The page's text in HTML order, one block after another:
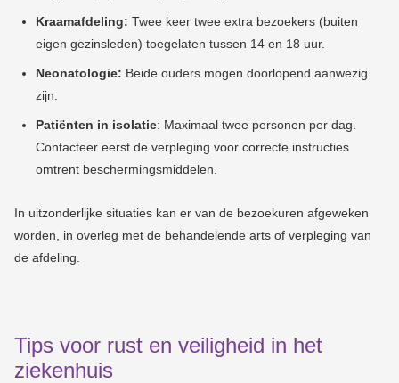
Kraamafdeling: Twee keer twee extra bezoekers (buiten
eigen gezinsleden) toegelaten tussen 14 en 18 uur.
Neonatologie: Beide ouders mogen doorlopend aanwezig
zijn.
Patiënten in isolatie: Maximaal twee personen per dag.
Contacteer eerst de verpleging voor correcte instructies
omtrent beschermingsmiddelen.
In uitzonderlijke situaties kan er van de bezoekuren afgeweken
worden, in overleg met de behandelende arts of verpleging van
de afdeling.
Tips voor rust en veiligheid in het
ziekenhuis